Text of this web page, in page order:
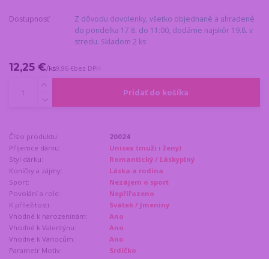
Dostupnosť
Z dôvodu dovolenky, všetko objednané a uhradené
do pondelka 17.8. do 11:00, dodáme najskôr 19.8. v
stredu. Skladom 2 ks
12,25 €/ks9,96 €bez DPH
Pridať do košíka
Číslo produktu:
20024
Příjemce dárku:
Unisex (muži i ženy)
Styl dárku:
Romantický / Láskyplný
Koníčky a zájmy:
Láska a rodina
Sport:
Nezájem o sport
Povolání a role:
Nepřířazeno
K příležitosti:
Svátek / Jmeniny
Vhodné k narozeninám:
Ano
Vhodné k Valentýnu:
Ano
Vhodné k Vánocům:
Ano
Parametr Motiv:
Srdíčko